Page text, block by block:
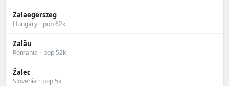
Zalaegerszeg
Hungary · pop 62k
Zalău
Romania · pop 52k
Žalec
Slovenia · pop 5k